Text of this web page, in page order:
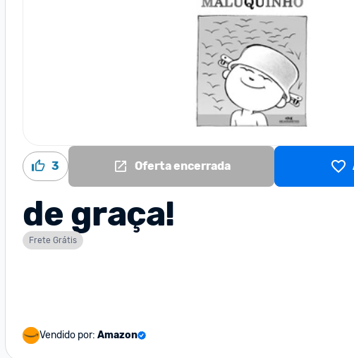
3 Oferta encerrada
de graça!
Frete Grátis
Vendido por: Amazon